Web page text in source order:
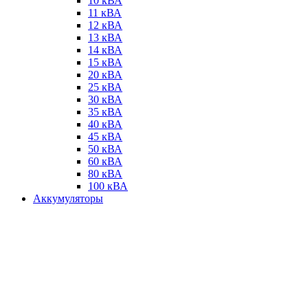
11 кВА
12 кВА
13 кВА
14 кВА
15 кВА
20 кВА
25 кВА
30 кВА
35 кВА
40 кВА
45 кВА
50 кВА
60 кВА
80 кВА
100 кВА
Аккумуляторы